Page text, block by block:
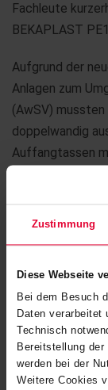
Zustimmung
Diese Webseite
Bei dem Besuch
Daten verarbeitet
Technisch
Bereitstellung
werden bei der
Weitere Cookies
Fachleute
BEKAPLAST
Aufgrund der
Anlagen zum
(AwSV)
doppelwandig
Auffangtassen
Für die
aufgedübelt
Platten in
ausgegossen
wurden mit
trittsicher
Zeitraum
köpfigen